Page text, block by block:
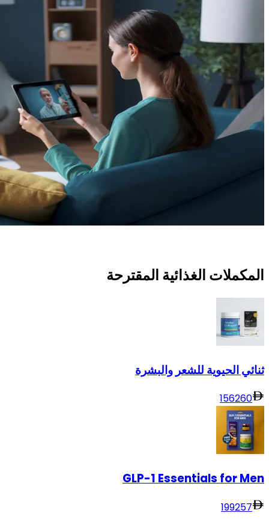
المكملات الغذائية المقترحة
ثنائي الحيوية للشعر والبشرة
156260
GLP-1 Essentials for Men
199257